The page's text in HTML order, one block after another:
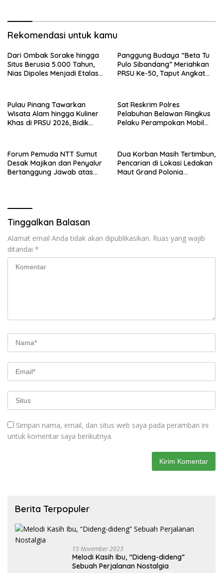
Rekomendasi untuk kamu
Dari Ombak Sorake hingga
Situs Berusia 5.000 Tahun,
Nias Dipoles Menjadi Etalase
Panggung Budaya “Beta Tu
Pulo Sibandang” Meriahkan
PRSU Ke-50, Taput Angkat
Toba
Pulau Pinang Tawarkan
Wisata Alam hingga Kuliner
Khas di PRSU 2026, Bidik
Sat Reskrim Polres
Pelabuhan Belawan Ringkus
Pelaku Perampokan Mobil
Forum Pemuda NTT Sumut
Desak Majikan dan Penyalur
Bertanggung Jawab atas
Dua Korban Masih Tertimbun,
Pencarian di Lokasi Ledakan
Maut Grand Polonia
Tinggalkan Balasan
Alamat email Anda tidak akan dipublikasikan. Ruas yang wajib
ditandai *
Simpan nama, email, dan situs web saya pada peramban ini
untuk komentar saya berikutnya.
Berita Terpopuler
15 November 2023
Melodi Kasih Ibu, “Dideng-dideng”
Sebuah Perjalanan Nostalgia